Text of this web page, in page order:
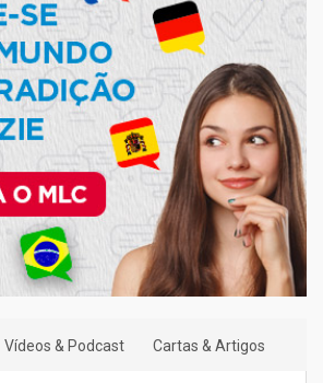
Vídeos & Podcast Cartas & Artigos